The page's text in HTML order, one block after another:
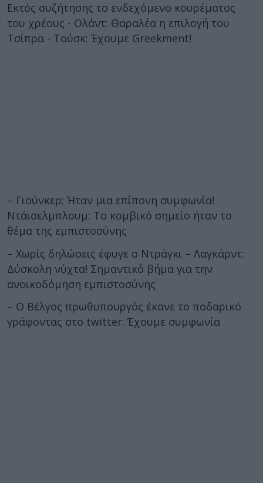
Εκτός συζήτησης το ενδεχόμενο κουρέματος
του χρέους - Ολάντ: Θαραλέα η επιλογή του
Τσίπρα - Τούσκ: Έχουμε Greekment!
– Γιούνκερ: Ήταν μια επίπονη συμφωνία!
Ντάισελμπλουμ: Το κομβικό σημείο ήταν το
θέμα της εμπιστοσύνης
– Χωρίς δηλώσεις έφυγε ο Ντράγκι – Λαγκάρντ:
Δύσκολη νύχτα! Σημαντικό βήμα για την
ανοικοδόμηση εμπιστοσύνης
– Ο Βέλγος πρωθυπουργός έκανε το ποδαρικό
γράφοντας στο twitter: Έχουμε συμφωνία